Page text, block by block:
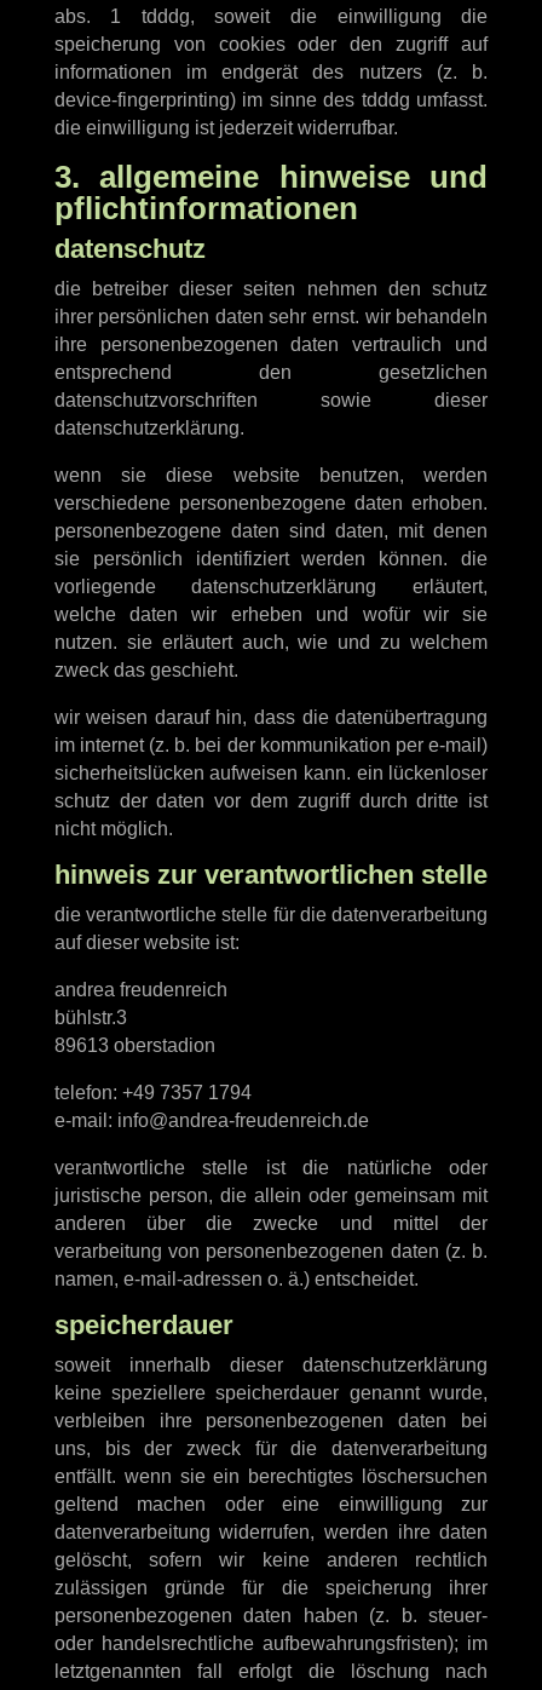
abs. 1 tdddg, soweit die einwilligung die
speicherung von cookies oder den zugriff auf
informationen im endgerät des nutzers (z. b.
device-fingerprinting) im sinne des tdddg umfasst.
die einwilligung ist jederzeit widerrufbar.
3. allgemeine hinweise und
pflicht­informationen
datenschutz
die betreiber dieser seiten nehmen den schutz
ihrer persönlichen daten sehr ernst. wir behandeln
ihre personenbezogenen daten vertraulich und
entsprechend den gesetzlichen
datenschutzvorschriften sowie dieser
datenschutzerklärung.
wenn sie diese website benutzen, werden
verschiedene personenbezogene daten erhoben.
personenbezogene daten sind daten, mit denen
sie persönlich identifiziert werden können. die
vorliegende datenschutzerklärung erläutert,
welche daten wir erheben und wofür wir sie
nutzen. sie erläutert auch, wie und zu welchem
zweck das geschieht.
wir weisen darauf hin, dass die datenübertragung
im internet (z. b. bei der kommunikation per e-mail)
sicherheitslücken aufweisen kann. ein lückenloser
schutz der daten vor dem zugriff durch dritte ist
nicht möglich.
hinweis zur verantwortlichen stelle
die verantwortliche stelle für die datenverarbeitung
auf dieser website ist:
andrea freudenreich
bühlstr.3
89613 oberstadion
telefon: +49 7357 1794
e-mail: info@andrea-freudenreich.de
verantwortliche stelle ist die natürliche oder
juristische person, die allein oder gemeinsam mit
anderen über die zwecke und mittel der
verarbeitung von personenbezogenen daten (z. b.
namen, e-mail-adressen o. ä.) entscheidet.
speicherdauer
soweit innerhalb dieser datenschutzerklärung
keine speziellere speicherdauer genannt wurde,
verbleiben ihre personenbezogenen daten bei
uns, bis der zweck für die datenverarbeitung
entfällt. wenn sie ein berechtigtes löschersuchen
geltend machen oder eine einwilligung zur
datenverarbeitung widerrufen, werden ihre daten
gelöscht, sofern wir keine anderen rechtlich
zulässigen gründe für die speicherung ihrer
personenbezogenen daten haben (z. b. steuer-
oder handelsrechtliche aufbewahrungsfristen); im
letztgenannten fall erfolgt die löschung nach